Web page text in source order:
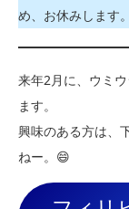
め、お休みします。
来年2月に、ウミ
ます。
興味のある方は、
ねー。😄